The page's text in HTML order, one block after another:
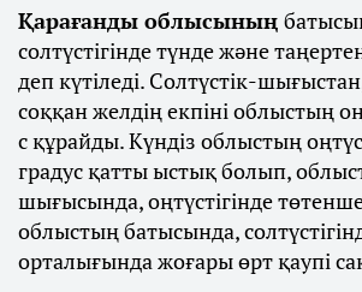
Қарағанды облысының
солтүстігінде түнде және
деп күтіледі. Солтүстік-
соққан желдің екпіні облыстың
с құрайды. Күндіз облыстың
градус қатты ыстық болып,
шығысында, оңтүстігінде
облыстың батысында,
орталығында жоғары өрт қаупі